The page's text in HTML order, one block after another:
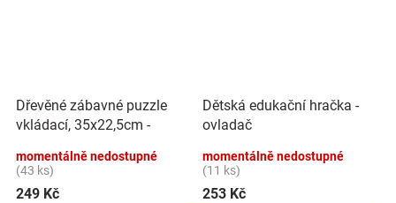
Dřevěné zábavné puzzle
vkládací, 35x22,5cm -
momentálně nedostupné
(43 ks)
249 Kč
Dětská edukační hračka -
ovladač
momentálně nedostupné
(11 ks)
253 Kč